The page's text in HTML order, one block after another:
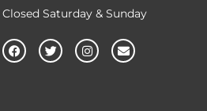
Closed Saturday & Sunday